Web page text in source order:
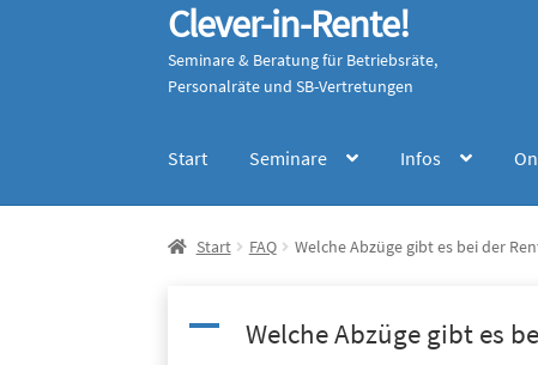
Zur
Navigation
springen
Zum
Inhalt
springen
Clever-in-Rente!
Seminare & Beratung für Betriebsräte,
Personalräte und SB-Vertretungen
Start Seminare Infos
Start FAQ Welche Abzüge gibt es bei der
A Welche Abzüge gibt es